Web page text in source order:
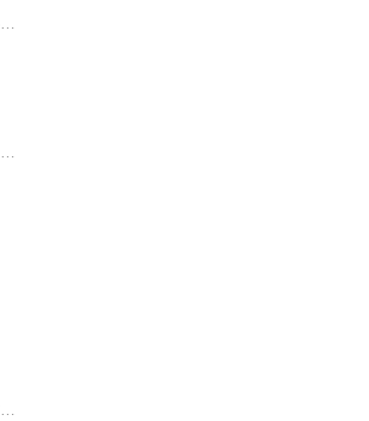
大树下的村庄在枝繁叶茂老槐树的庇护下，村头一角显露出安详而又平平常常的生活景象，这样的景象与状态在我心里留下深深的记忆，时不时地表现在我的作品里，而心里却流淌着一股温情绵绵，无比的滋润。这就是一种生活的情怀，一种情感的色调潜藏与累积。没...
树下的老宅一般老宅都带有沧桑感，旧有的结构，斑驳的墙面，院子里有古树参天。还有最含蓄的特点，那就是中国传统文化的思想体现，比如，孝道、儒家思想文化、中庸之道等，对家的观念，光宗耀祖的祠堂设立都是一种有序的传承，浓缩着中华民族几千年不灭的...
这个专辑里都是我喜欢的文字，希望我的声音能跟你有一段温暖的邂逅。我知道你会来，所以我一直都在……书籍信息：各类暖文内容重点：治愈系诗词、各类暖文主播介绍：榕树，广州射手女一枚推荐人群：老少皆宜